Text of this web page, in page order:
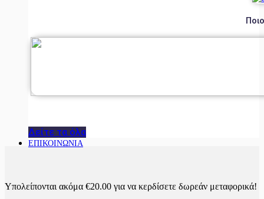
Δείτε τα όλα
ΕΠΙΚΟΙΝΩΝΙΑ
Υπολείπονται ακόμα €20.00 για να κερδίσετε δωρεάν μεταφορικά!